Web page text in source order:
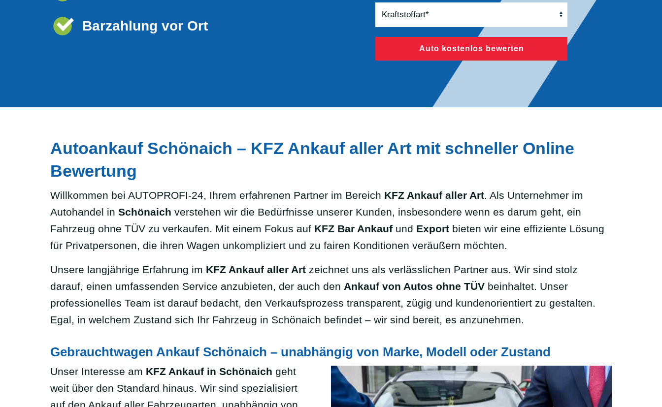
Barzahlung vor Ort
Auto kostenlos bewerten
Autoankauf Schönaich – KFZ Ankauf aller Art mit schneller Online
Bewertung
Willkommen bei AUTOPROFI-24, Ihrem erfahrenen Partner im Bereich KFZ Ankauf aller Art. Als Unternehmer im
Autohandel in Schönaich verstehen wir die Bedürfnisse unserer Kunden, insbesondere wenn es darum geht, ein
Fahrzeug ohne TÜV zu verkaufen. Mit einem Fokus auf KFZ Bar Ankauf und Export bieten wir eine effiziente Lösung
für Privatpersonen, die ihren Wagen unkompliziert und zu fairen Konditionen veräußern möchten.
Unsere langjährige Erfahrung im KFZ Ankauf aller Art zeichnet uns als verlässlichen Partner aus. Wir sind stolz
darauf, einen umfassenden Service anzubieten, der auch den Ankauf von Autos ohne TÜV beinhaltet. Unser
professionelles Team ist darauf bedacht, den Verkaufsprozess transparent, zügig und kundenorientiert zu gestalten.
Egal, in welchem Zustand sich Ihr Fahrzeug in Schönaich befindet – wir sind bereit, es anzunehmen.
Gebrauchtwagen Ankauf Schönaich – unabhängig von Marke, Modell oder Zustand
Unser Interesse am KFZ Ankauf in Schönaich geht
weit über den Standard hinaus. Wir sind spezialisiert